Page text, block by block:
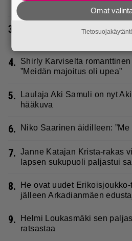
mutta miten sitten kävikään
3.
Seiska: Joel Harkimo ja
4.
Shirly Karviselta
”Meidän majoitus oli upea”
5.
Laulaja Aki Samuli on nyt
hääkuva
6. Niko Saarinen äidilleen: ”Me
7. Janne Katajan Krista-rakas
lapsen sukupuoli paljastui
8.
He ovat uudet
jälleen Arkadianmäen
9.
Helmi Loukasmäki sen
ratsastaa
Omat